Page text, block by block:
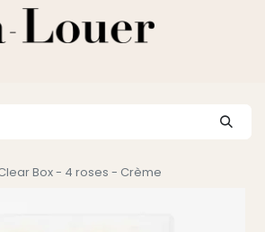
Box - 4 roses - Crème